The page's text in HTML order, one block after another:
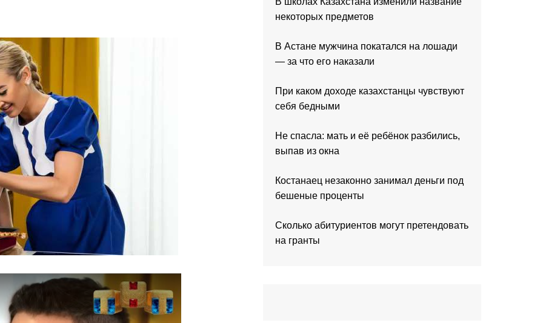
некоторых предметов
В Астане мужчина покатался на лошади
— за что его наказали
При каком доходе казахстанцы чувствуют
себя бедными
Не спасла: мать и её ребёнок разбились,
выпав из окна
Костанаец незаконно занимал деньги под
бешеные проценты
Сколько абитуриентов могут претендовать
на гранты